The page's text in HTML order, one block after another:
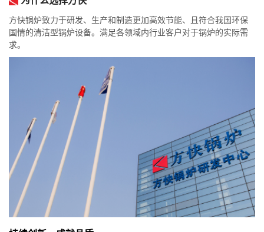
方快锅炉致力于研发、生产和制造更加高效节能、且符合我国环保
国情的清洁型锅炉设备。满足各领域内行业客户对于锅炉的实际需
求。